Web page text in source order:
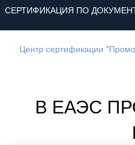
СЕРТИФИКАЦИЯ ПО
Центр сертификации
В ЕАЭС